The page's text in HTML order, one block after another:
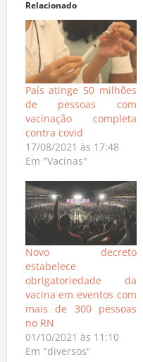
Relacionado
País atinge 50 milhões
de pessoas com
vacinação completa
contra covid
17/08/2021 às 17:48
Em "Vacinas"
Novo decreto
estabelece
obrigatoriedade da
vacina em eventos com
mais de 300 pessoas
no RN
01/10/2021 às 11:10
Em "diversos"